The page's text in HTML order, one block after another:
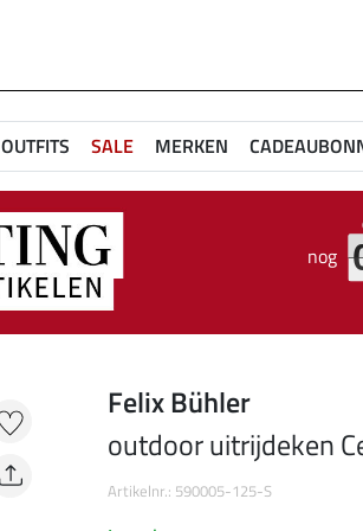
OUTFITS SALE MERKEN
nog
Felix Bühler
outdoor uitrijdeken
Artikelnr.: 590005-125-S